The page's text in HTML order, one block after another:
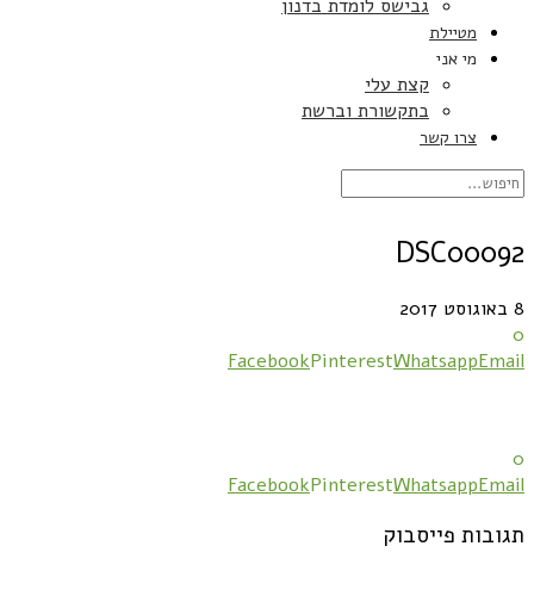
גבישס לומדת בדנון
מטיילת
מי אני
קצת עלי
בתקשורת וברשת
צרו קשר
DSC00092
8 באוגוסט 2017
0
FacebookPinterestWhatsappEmail
0
FacebookPinterestWhatsappEmail
תגובות פייסבוק